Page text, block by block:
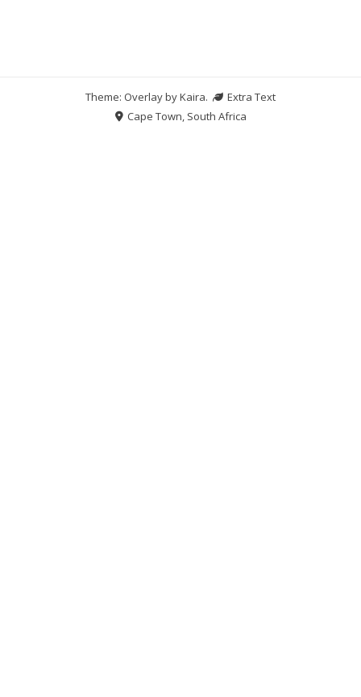
Theme: Overlay byKaira.
Extra Text
Cape Town, South Africa